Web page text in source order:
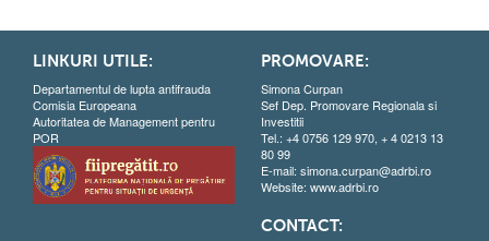
LINKURI UTILE:
Departamentul de lupta antifrauda
Comisia Europeana
Autoritatea de Management pentru
POR
PROMOVARE:
Simona Curpan
Sef Dep. Promovare Regionala si
Investitii
Tel.: +4 0756 129 970, + 4 0213 13
80 99
E-mail: simona.curpan@adrbi.ro
Website: www.adrbi.ro
CONTACT: